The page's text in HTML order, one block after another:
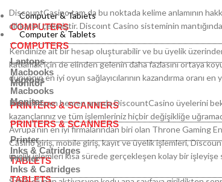
Computer & Tablets
COMPUTERS
Laptops
Macbooks
Monitor
PRINTERS & SCANNERS
Printer
Inks & Catridges
TABLETS
Computer & Tablets
COMPUTERS
Laptops
Macbooks
Monitor
PRINTERS & SCANNERS
Printer
Inks & Catridges
TABLETS
DiscountCasino tam da bu noktada kelime anlamının
dikkatini çekmiştir. Discoınt Casino sisteminin
Kendinize ait bir hesap oluşturabilir ve bu üyelik
katlamak için de elinden gelenin daha fazlasını ortaya
dünyanın en iyi oyun sağlayıcılarının kazandırma oranı
Kapatılmanın hemen anında DiscountCasino üyelerini
kazançlarınız ve tüm işlemleriniz hiçbir değişikliğe
Avrupa’nın en iyi firmalarından biri olan Throne
Casino giriş, mobile giriş, kayıt ve üyelik işlemleri,
üyelik işlemleri kısa sürede gerçekleşen kolay bir işleyişe